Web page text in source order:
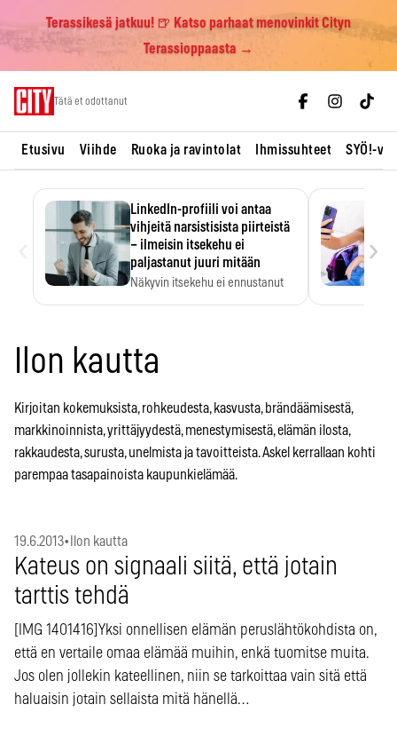
Terassikesä jatkuu! 🍺 Katso parhaat menovinkit Cityn
Terassioppaasta →
Tätä et odottanut
Etusivu Viihde Ruoka ja ravintolat Ihmissuhteet SYÖ!-
LinkedIn-profiili voi antaa
vihjeitä narsistisista piirteistä
– ilmeisin itsekehu ei
paljastanut juuri mitään
Näkyvin itsekehu ei ennustanut
›
Ilon kautta
Kirjoitan kokemuksista, rohkeudesta, kasvusta, brändäämisestä,
markkinoinnista, yrittäjyydestä, menestymisestä, elämän ilosta,
rakkaudesta, surusta, unelmista ja tavoitteista. Askel kerrallaan kohti
parempaa tasapainoista kaupunkielämää.
19.6.2013• Ilon kautta
Kateus on signaali siitä, että jotain
tarttis tehdä
[IMG 1401416]Yksi onnellisen elämän peruslähtökohdista on,
että en vertaile omaa elämää muihin, enkä tuomitse muita.
Jos olen jollekin kateellinen, niin se tarkoittaa vain sitä että
haluaisin jotain sellaista mitä hänellä…